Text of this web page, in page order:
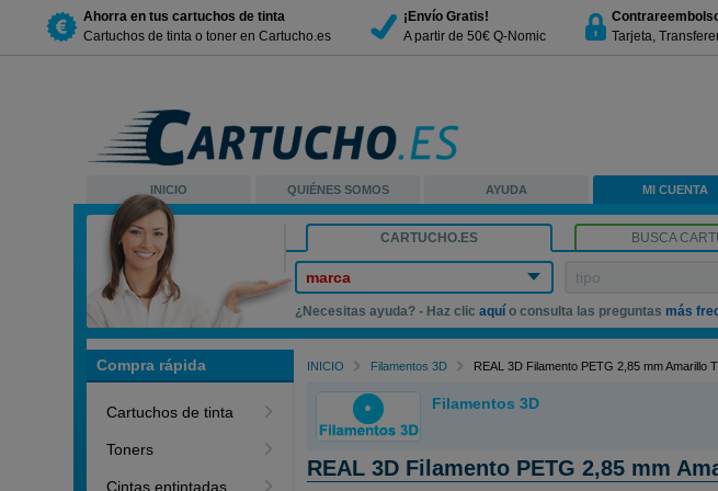
Ahorra en tus cartuchos de tinta
Cartuchos de tinta o toner en Cartucho.es
¡Envío Gratis!
A partir de 50€ Q-Nomic
Tarjeta,
INICIO QUIÉNES SOMOS AYUDA MI CUENTA
CARTUCHO.ES BUSCA
marca tipo
¿Necesitas ayuda? - Haz clicaquí o consulta las preguntas más
Compra rápida
Cartuchos de tinta
Toners
Cintas entintadas
INICIO Filamentos 3D REAL 3D Filamento PETG 2,85 mm Amarillo
Filamentos 3D
REAL 3D Filamento PETG 2,85 mm